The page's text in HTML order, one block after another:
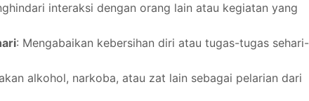
interaksi dengan orang lain atau kegiatan yang
: Mengabaikan kebersihan diri atau tugas-tugas sehari-
alkohol, narkoba, atau zat lain sebagai pelarian dari